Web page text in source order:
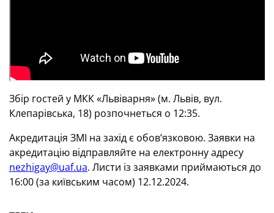
Збір гостей у МКК «Львіварня» (м. Львів, вул.
Клепарівська, 18) розпочнеться о 12:35.
Акредитація ЗМІ на захід є обов’язковою. Заявки на
акредитацію відправляйте на електронну адресу
nezhigay@uaf.ua. Листи із заявками приймаються до
16:00 (за київським часом) 12.12.2024.